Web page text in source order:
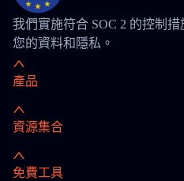
我們實施符合 SOC 2 的控制
您的資料和隱私。
產品
資源集合
免費工具